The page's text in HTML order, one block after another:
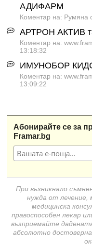
АДИФАРМ
Коментар на: Румяна
АРТРОН АКТИВ
Коментар на:
13:18:32
ИМУНОБОР КИДС
Коментар на:
13:09:22
Абонирайте се за
Framar.bg
При възникнало
нужда от лечение,
медицинска
правоспособен лекар
възприемайте
абсолютно